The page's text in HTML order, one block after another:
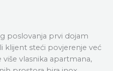
poslovanja prvi dojam
klijent steći povjerenje već
vlasnika apartmana,